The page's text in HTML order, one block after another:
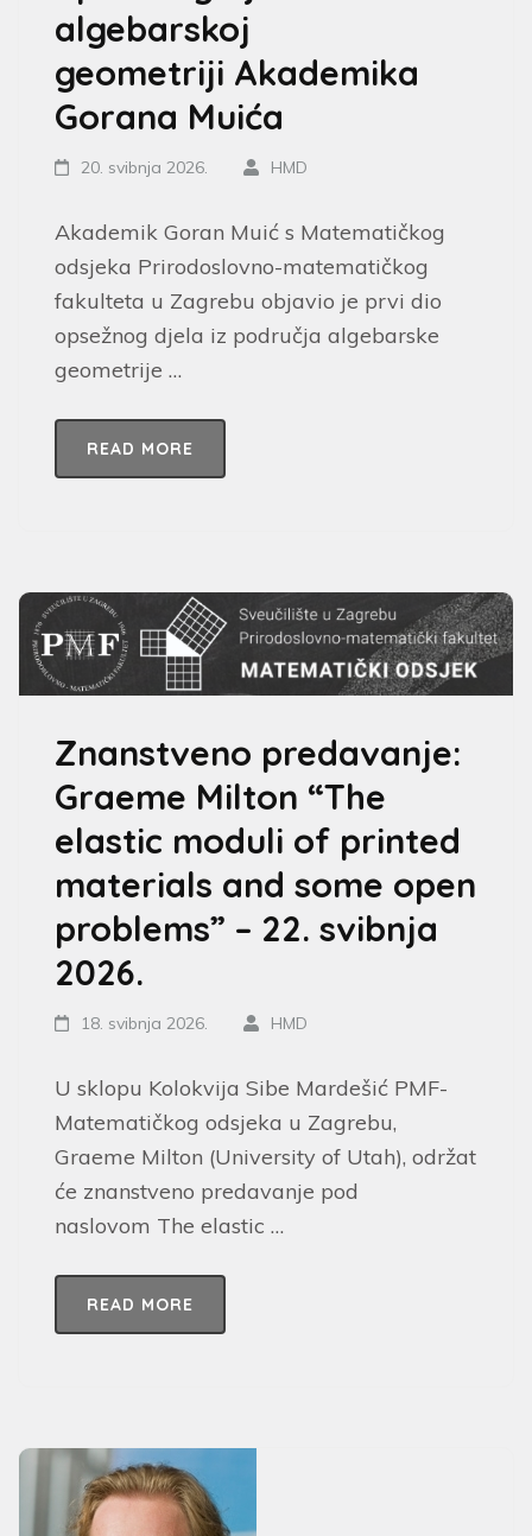
algebarskoj
geometriji Akademika
Gorana Muića
20. svibnja 2026. HMD
Akademik Goran Muić s Matematičkog
odsjeka Prirodoslovno-matematičkog
fakulteta u Zagrebu objavio je prvi dio
opsežnog djela iz područja algebarske
geometrije …
READ MORE
Znanstveno predavanje:
Graeme Milton “The
elastic moduli of printed
materials and some open
problems” – 22. svibnja
2026.
18. svibnja 2026. HMD
U sklopu Kolokvija Sibe Mardešić PMF-
Matematičkog odsjeka u Zagrebu,
Graeme Milton (University of Utah), održat
će znanstveno predavanje pod
naslovom The elastic …
READ MORE